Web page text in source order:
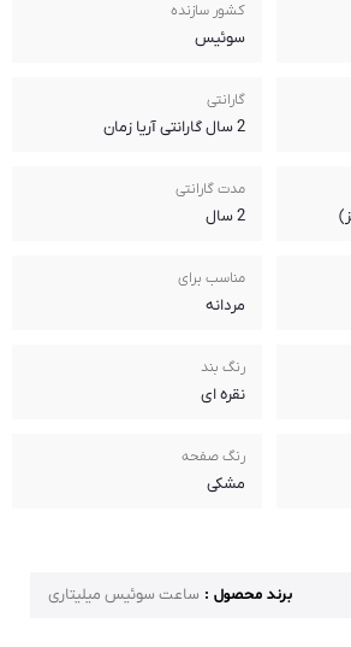
کشور سازنده
سوئیس
گارانتی
2 سال گارانتی آریا زمان
مدت گارانتی
2 سال
مناسب برای
مردانه
رنگ بند
نقره ای
رنگ صفحه
مشکی
برند محصول : ساعت سوئیس میلیتاری